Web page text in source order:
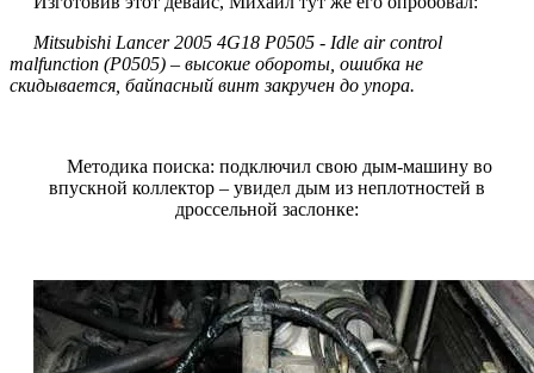
Mitsubishi Lancer 2005 4G18 P0505 - Idle air control
malfunction (P0505) – высокие обороты, ошибка не
скидывается, байпасный винт закручен до упора.
Методика поиска: подключил свою дым-машину во
впускной коллектор – увидел дым из неплотностей в
дроссельной заслонке: